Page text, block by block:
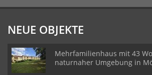
NEUE OBJEKTE
Mehrfamilienhaus mit 43
naturnaher Umgebung in